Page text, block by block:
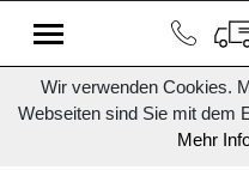
Wir verwenden Cookies.
Webseiten sind Sie mit dem
Mehr